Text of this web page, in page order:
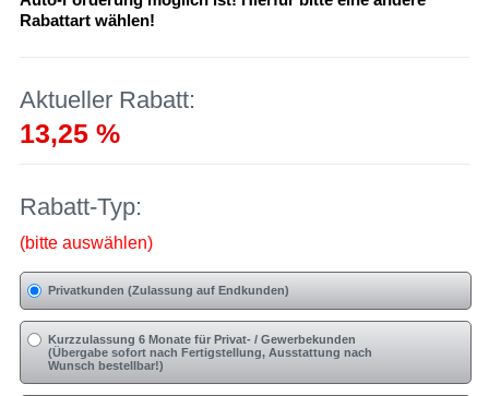
Rabattart wählen!
Aktueller Rabatt:
13,25 %
Rabatt-Typ:
(bitte auswählen)
Privatkunden (Zulassung auf Endkunden)
Kurzzulassung 6 Monate für Privat- / Gewerbekunden
(Übergabe sofort nach Fertigstellung, Ausstattung nach
Wunsch bestellbar!)